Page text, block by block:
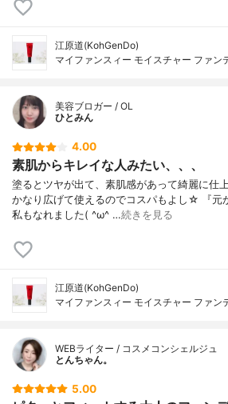
江原道(KohGenDo)
マイファンスィー モイスチャー ファン
美容ブロガー / OL
ひとみん
4.00
素肌からキレイな人みたい、、、
塗るとツヤが出て、素肌感があって綺麗に仕
かなり広げて使えるのでコスパもよし☆ 『元
私もなれました( ^ω^ …続きを見る
江原道(KohGenDo)
マイファンスィー モイスチャー ファン
WEBライター / コスメコンシェルジュ
とんちゃん。
5.00